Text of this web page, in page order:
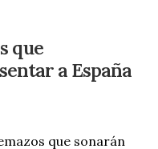
que
a España
que sonarán